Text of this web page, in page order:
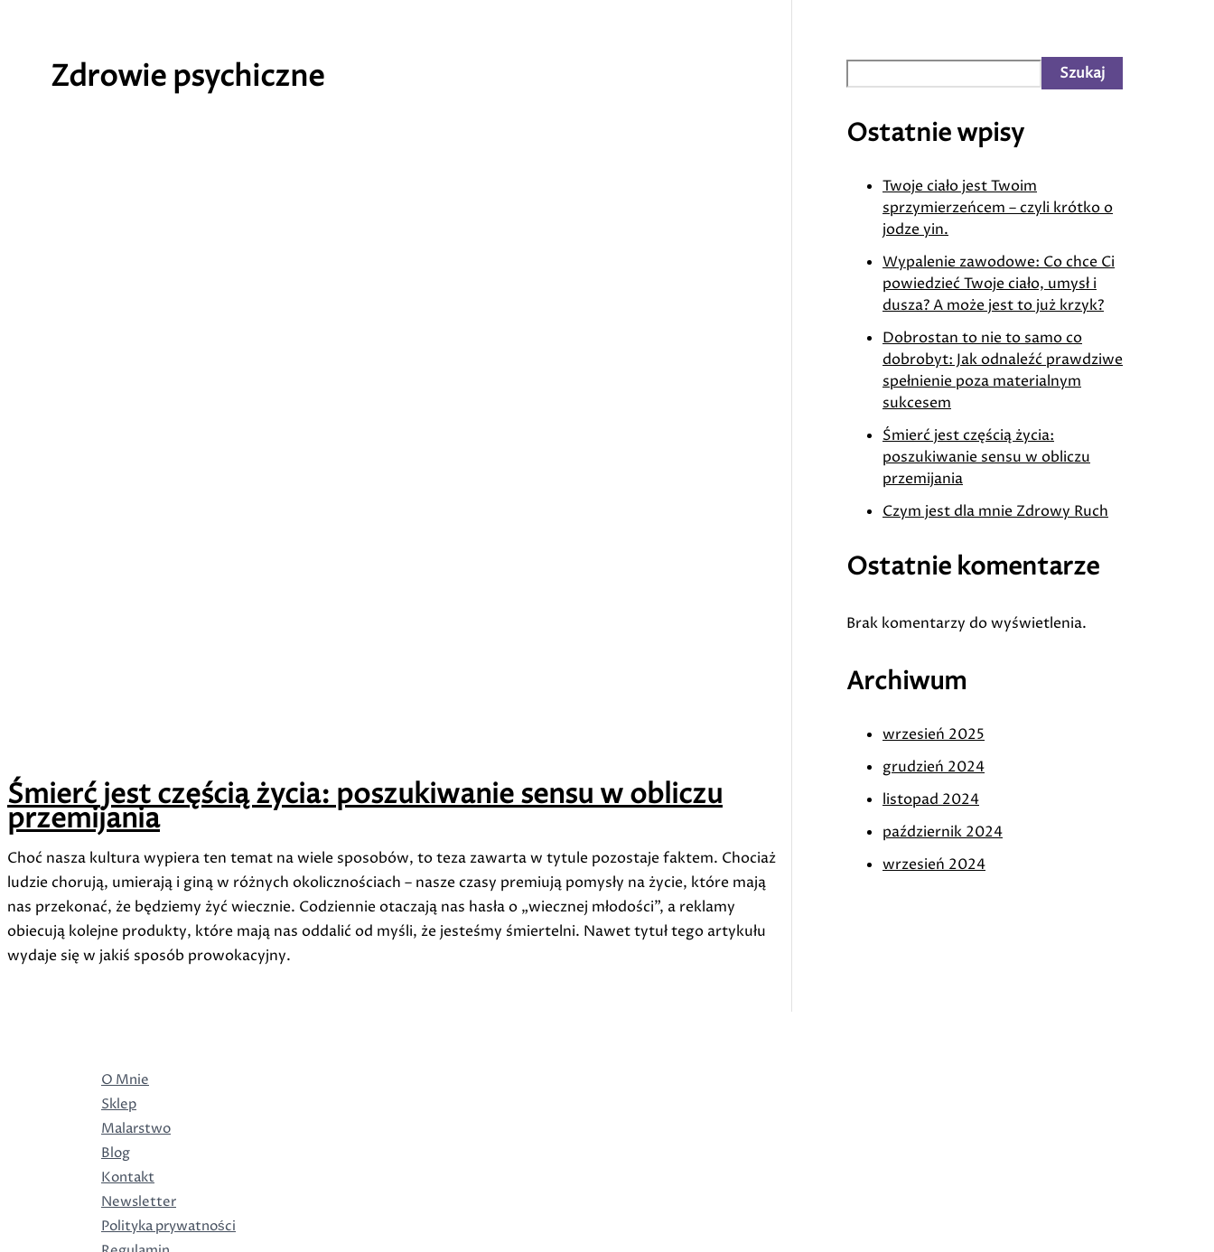
Zdrowie psychiczne
Śmierć jest częścią życia: poszukiwanie sensu w obliczu
przemijania
Choć nasza kultura wypiera ten temat na wiele sposobów, to teza zawarta w tytule pozostaje faktem. Chociaż
ludzie chorują, umierają i giną w różnych okolicznościach – nasze czasy premiują pomysły na życie, które mają
nas przekonać, że będziemy żyć wiecznie. Codziennie otaczają nas hasła o „wiecznej młodości”, a reklamy
obiecują kolejne produkty, które mają nas oddalić od myśli, że jesteśmy śmiertelni. Nawet tytuł tego artykułu
wydaje się w jakiś sposób prowokacyjny.
Szukaj
Ostatnie wpisy
Twoje ciało jest Twoim
sprzymierzeńcem – czyli krótko o
jodze yin.
Wypalenie zawodowe: Co chce Ci
powiedzieć Twoje ciało, umysł i
dusza? A może jest to już krzyk?
Dobrostan to nie to samo co
dobrobyt: Jak odnaleźć prawdziwe
spełnienie poza materialnym
sukcesem
Śmierć jest częścią życia:
poszukiwanie sensu w obliczu
przemijania
Czym jest dla mnie Zdrowy Ruch
Ostatnie komentarze
Brak komentarzy do wyświetlenia.
Archiwum
wrzesień 2025
grudzień 2024
listopad 2024
październik 2024
wrzesień 2024
O Mnie
Sklep
Malarstwo
Blog
Kontakt
Newsletter
Polityka prywatności